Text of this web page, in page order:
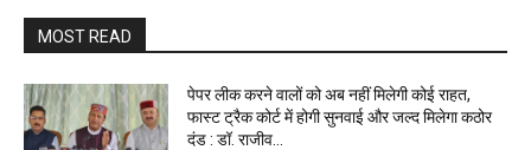
MOST READ
पेपर लीक करने वालों को अब नहीं मिलेगी कोई राहत,
फास्ट ट्रैक कोर्ट में होगी सुनवाई और जल्द मिलेगा कठोर
दंड : डॉ. राजीव...